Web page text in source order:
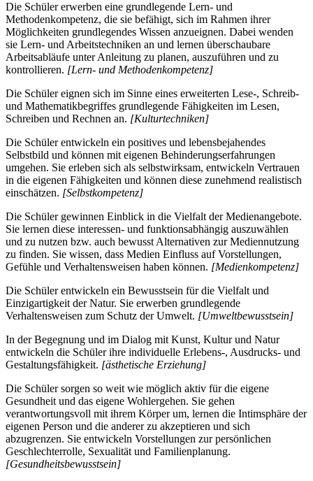
Die Schüler erwerben eine grundlegende Lern- und
Methodenkompetenz, die sie befähigt, sich im Rahmen ihrer
Möglichkeiten grundlegendes Wissen anzueignen. Dabei wenden
sie Lern- und Arbeitstechniken an und lernen überschaubare
Arbeitsabläufe unter Anleitung zu planen, auszuführen und zu
kontrollieren. [Lern- und Methodenkompetenz]
Die Schüler eignen sich im Sinne eines erweiterten Lese-, Schreib-
und Mathematikbegriffes grundlegende Fähigkeiten im Lesen,
Schreiben und Rechnen an. [Kulturtechniken]
Die Schüler entwickeln ein positives und lebensbejahendes
Selbstbild und können mit eigenen Behinderungserfahrungen
umgehen. Sie erleben sich als selbstwirksam, entwickeln Vertrauen
in die eigenen Fähigkeiten und können diese zunehmend realistisch
einschätzen. [Selbstkompetenz]
Die Schüler gewinnen Einblick in die Vielfalt der Medienangebote.
Sie lernen diese interessen- und funktionsabhängig auszuwählen
und zu nutzen bzw. auch bewusst Alternativen zur Mediennutzung
zu finden. Sie wissen, dass Medien Einfluss auf Vorstellungen,
Gefühle und Verhaltensweisen haben können. [Medienkompetenz]
Die Schüler entwickeln ein Bewusstsein für die Vielfalt und
Einzigartigkeit der Natur. Sie erwerben grundlegende
Verhaltensweisen zum Schutz der Umwelt. [Umweltbewusstsein]
In der Begegnung und im Dialog mit Kunst, Kultur und Natur
entwickeln die Schüler ihre individuelle Erlebens-, Ausdrucks- und
Gestaltungsfähigkeit. [ästhetische Erziehung]
Die Schüler sorgen so weit wie möglich aktiv für die eigene
Gesundheit und das eigene Wohlergehen. Sie gehen
verantwortungsvoll mit ihrem Körper um, lernen die Intimsphäre der
eigenen Person und die anderer zu akzeptieren und sich
abzugrenzen. Sie entwickeln Vorstellungen zur persönlichen
Geschlechterrolle, Sexualität und Familienplanung.
[Gesundheitsbewusstsein]